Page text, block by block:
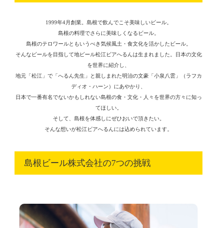
1999年4月創業。島根で飲んでこそ美味しいビール。
島根の料理でさらに美味しくなるビール。
島根のテロワールともいうべき気候風土・食文化を活かしたビール。
そんなビールを目指して地ビール松江ビアへるんは生まれました。日本の文化
を世界に紹介し、
地元「松江」で「へるん先生」と親しまれた明治の文豪「小泉八雲」（ラフカ
ディオ・ハーン）にあやかり、
日本で一番有名でないかもしれない島根の食・文化・人々を世界の方々に知っ
てほしい。
そして、島根を体感しにぜひおいで頂きたい。
そんな想いが松江ビアへるんには込められています。
島根ビール株式会社の7つの挑戦